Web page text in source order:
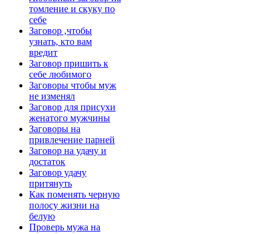
томление и скуку по
себе
Заговор ,чтобы
узнать, кто вам
вредит
Заговор пришить к
себе любимого
Заговоры чтобы муж
не изменял
Заговор для присухи
женатого мужчины
Заговоры на
привлечение парней
Заговор на удачу и
достаток
Заговор удачу
притянуть
Как поменять черную
полосу жизни на
белую
Проверь мужа на